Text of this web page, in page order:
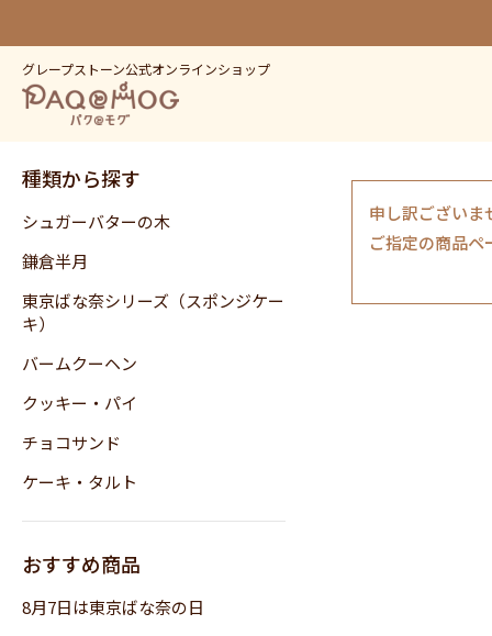
グレープストーン公式オンラインショップ
種類から探す
シュガーバターの木
鎌倉半月
東京ばな奈シリーズ（スポンジケー
キ）
バームクーヘン
クッキー・パイ
チョコサンド
ケーキ・タルト
おすすめ商品
8月7日は東京ばな奈の日
申し訳ございま
ご指定の商品